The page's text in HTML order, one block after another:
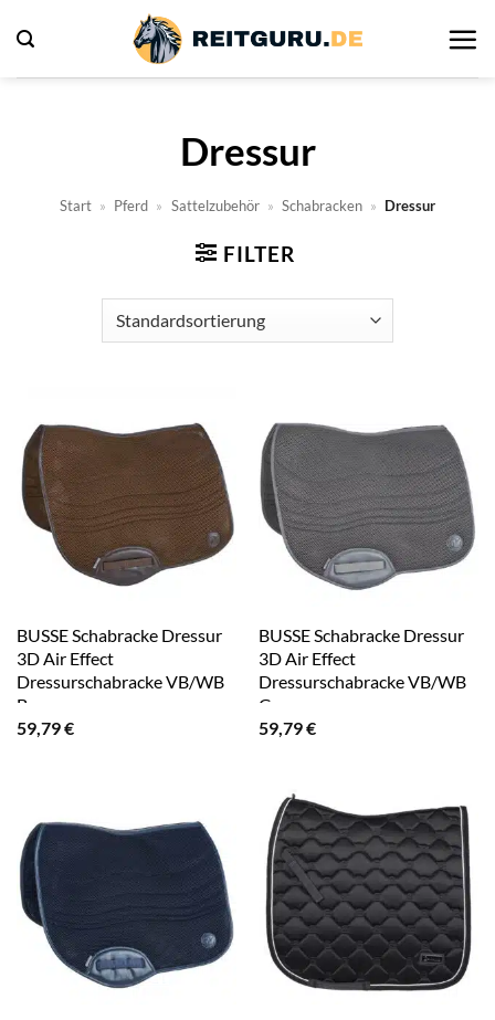
Inhalt
springen
Dressur
Start » Pferd » Sattelzubehör » Schabracken » Dressur
FILTER
BUSSE Schabracke Dressur
3D Air Effect
Dressurschabracke VB/WB
Braun
59,79€
BUSSE Schabracke Dressur
3D Air Effect
Dressurschabracke VB/WB
Grau
59,79€